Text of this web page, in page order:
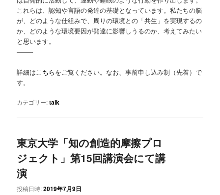
これらは、認知や言語の発達の基礎となっています。私たちの脳
が、どのような仕組みで、周りの環境との「共生」を実現するの
か、どのような環境要因が発達に影響しうるのか、考えてみたい
と思います。
——–
詳細はこちらをご覧ください。なお、事前申し込み制（先着）で
す。
カテゴリー:talk
東京大学「知の創造的摩擦プロ
ジェクト」第15回講演会にて講
演
投稿日時:2019年7月9日